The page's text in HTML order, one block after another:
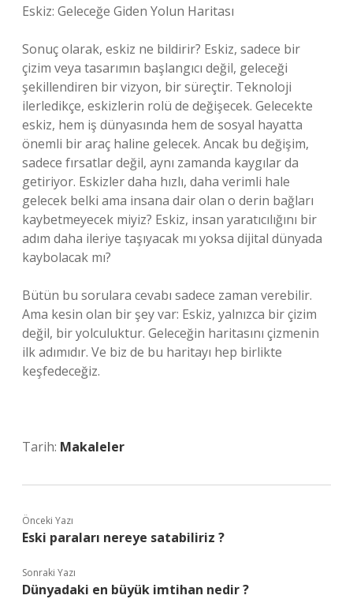
Eskiz: Geleceğe Giden Yolun Haritası
Sonuç olarak, eskiz ne bildirir? Eskiz, sadece bir
çizim veya tasarımın başlangıcı değil, geleceği
şekillendiren bir vizyon, bir süreçtir. Teknoloji
ilerledikçe, eskizlerin rolü de değişecek. Gelecekte
eskiz, hem iş dünyasında hem de sosyal hayatta
önemli bir araç haline gelecek. Ancak bu değişim,
sadece fırsatlar değil, aynı zamanda kaygılar da
getiriyor. Eskizler daha hızlı, daha verimli hale
gelecek belki ama insana dair olan o derin bağları
kaybetmeyecek miyiz? Eskiz, insan yaratıcılığını bir
adım daha ileriye taşıyacak mı yoksa dijital dünyada
kaybolacak mı?
Bütün bu sorulara cevabı sadece zaman verebilir.
Ama kesin olan bir şey var: Eskiz, yalnızca bir çizim
değil, bir yolculuktur. Geleceğin haritasını çizmenin
ilk adımıdır. Ve biz de bu haritayı hep birlikte
keşfedeceğiz.
Tarih: Makaleler
Önceki Yazı
Eski paraları nereye satabiliriz ?
Sonraki Yazı
Dünyadaki en büyük imtihan nedir ?